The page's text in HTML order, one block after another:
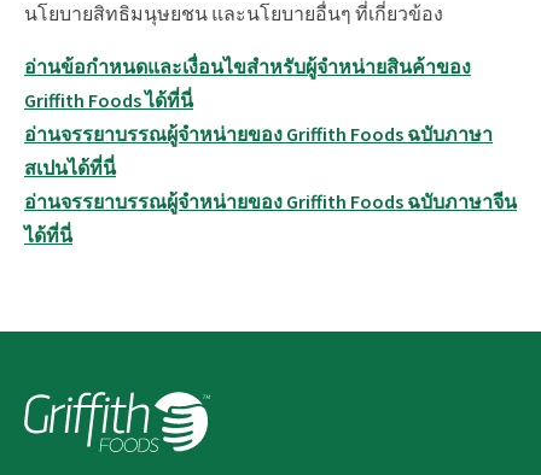
นโยบายสิทธิมนุษยชน และนโยบายอื่นๆ ที่เกี่ยวข้อง
อ่านข้อกำหนดและเงื่อนไขสำหรับผู้จำหน่ายสินค้าของ
Griffith Foods ได้ที่นี่
อ่านจรรยาบรรณผู้จำหน่ายของ Griffith Foods ฉบับภาษา
สเปนได้ที่นี่
อ่านจรรยาบรรณผู้จำหน่ายของ Griffith Foods ฉบับภาษาจีน
ได้ที่นี่